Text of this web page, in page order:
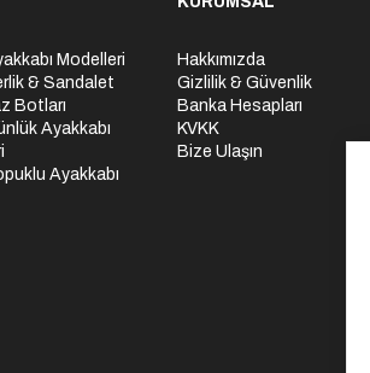
Modelleri
& Sandalet
Botları
Ayakkabı
Ayakkabı
Hakkımızda
Gizlilik & Güvenlik
Banka Hesapları
KVKK
Bize Ulaşın